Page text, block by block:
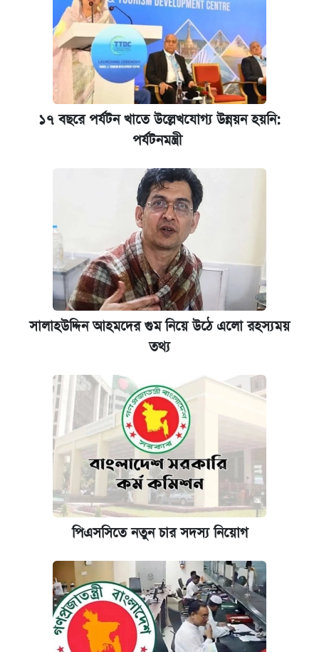
১৭ বছরে পর্যটন খাতে উল্লেখযোগ্য উন্নয়ন হয়নি:
পর্যটনমন্ত্রী
সালাহউদ্দিন আহমদের গুম নিয়ে উঠে এলো রহস্যময়
তথ্য
পিএসসিতে নতুন চার সদস্য নিয়োগ